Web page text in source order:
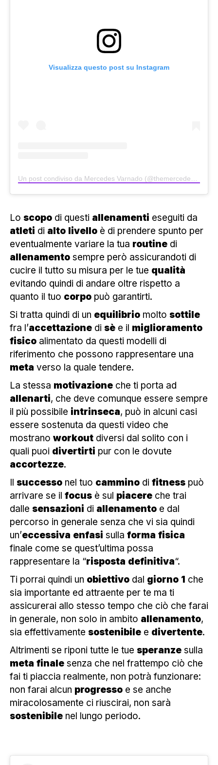
Visualizza questo post su Instagram
Lo scopo di questi allenamenti eseguiti da
atleti di alto livello è di prendere spunto per
eventualmente variare la tua routine di
allenamento sempre però assicurandoti di
cucire il tutto su misura per le tue qualità
evitando quindi di andare oltre rispetto a
quanto il tuo corpo può garantirti.
Si tratta quindi di un equilibrio molto sottile
fra l’accettazione di sè e il miglioramento
fisico alimentato da questi modelli di
riferimento che possono rappresentare una
meta verso la quale tendere.
La stessa motivazione che ti porta ad
allenarti, che deve comunque essere sempre
il più possibile intrinseca, può in alcuni casi
essere sostenuta da questi video che
mostrano workout diversi dal solito con i
quali puoi divertirti pur con le dovute
accortezze.
Il successo nel tuo cammino di fitness può
arrivare se il focus è sul piacere che trai
dalle sensazioni di allenamento e dal
percorso in generale senza che vi sia quindi
un’eccessiva enfasi sulla forma fisica
finale come se quest’ultima possa
rappresentare la “risposta definitiva“.
Ti porrai quindi un obiettivo dal giorno 1 che
sia importante ed attraente per te ma ti
assicurerai allo stesso tempo che ciò che farai
in generale, non solo in ambito allenamento,
sia effettivamente sostenibile e divertente.
Altrimenti se riponi tutte le tue speranze sulla
meta finale senza che nel frattempo ciò che
fai ti piaccia realmente, non potrà funzionare:
non farai alcun progresso e se anche
miracolosamente ci riuscirai, non sarà
sostenibile nel lungo periodo.